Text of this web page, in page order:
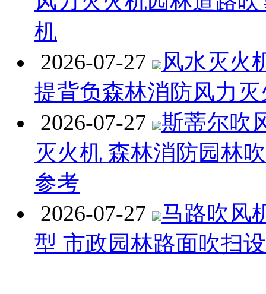
机
2026-07-27
风水灭火
提背负森林消防风力
2026-07-27
斯蒂尔吹
灭火机 森林消防园林
参考
2026-07-27
马路吹风
型 市政园林路面吹扫